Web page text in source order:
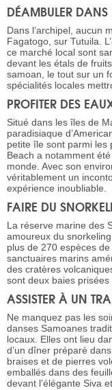
DÉAMBULER
Dans l’archipel, aucun
Fagatogo, sur Tutuila.
ce marché local sont
devant les étals de
samoan, le tout sur un
spécialités locales
PROFITER DES
Situé dans les îles de
paradisiaque
petite île sont parmi les
Beach a notamment
monde. Avec son
véritablement un
expérience inoubliable.
FAIRE DU
La réserve marine des
amoureux du
plus de 270 espèces
sanctuaires marins
des cratères
sont deux baies
ASSISTER À UN
Ne manquez pas les
danses Samoanes
locaux. Elles ont lieu
d’un dîner préparé
braises et de pierres
emballés dans des
devant l’élégante Siva